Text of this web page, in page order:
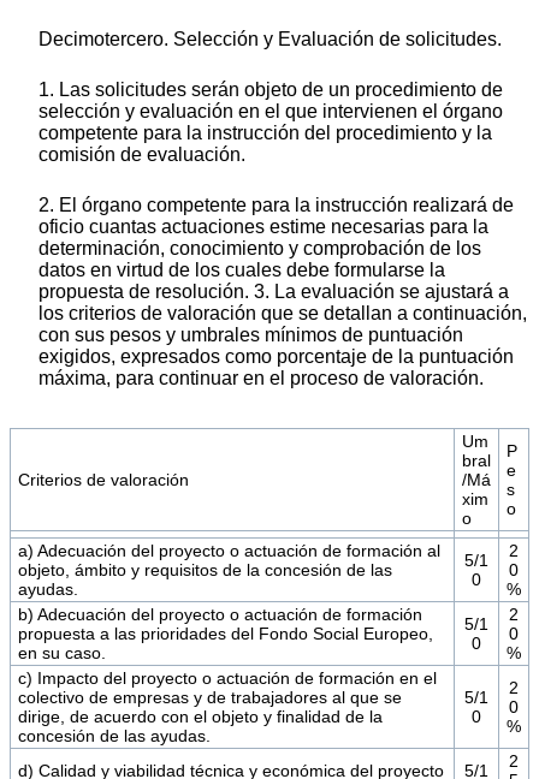
Decimotercero. Selección y Evaluación de solicitudes.
1. Las solicitudes serán objeto de un procedimiento de
selección y evaluación en el que intervienen el órgano
competente para la instrucción del procedimiento y la
comisión de evaluación.
2. El órgano competente para la instrucción realizará de
oficio cuantas actuaciones estime necesarias para la
determinación, conocimiento y comprobación de los
datos en virtud de los cuales debe formularse la
propuesta de resolución. 3. La evaluación se ajustará a
los criterios de valoración que se detallan a continuación,
con sus pesos y umbrales mínimos de puntuación
exigidos, expresados como porcentaje de la puntuación
máxima, para continuar en el proceso de valoración.
Criterios de valoración
Um
bral
/Má
xim
o
P
e
s
o
a) Adecuación del proyecto o actuación de formación al
objeto, ámbito y requisitos de la concesión de las
ayudas.
5/1
0
2
0
%
b) Adecuación del proyecto o actuación de formación
propuesta a las prioridades del Fondo Social Europeo,
en su caso.
5/1
0
2
0
%
c) Impacto del proyecto o actuación de formación en el
colectivo de empresas y de trabajadores al que se
dirige, de acuerdo con el objeto y finalidad de la
concesión de las ayudas.
5/1
0
2
0
%
d) Calidad y viabilidad técnica y económica del proyecto 5/1
2